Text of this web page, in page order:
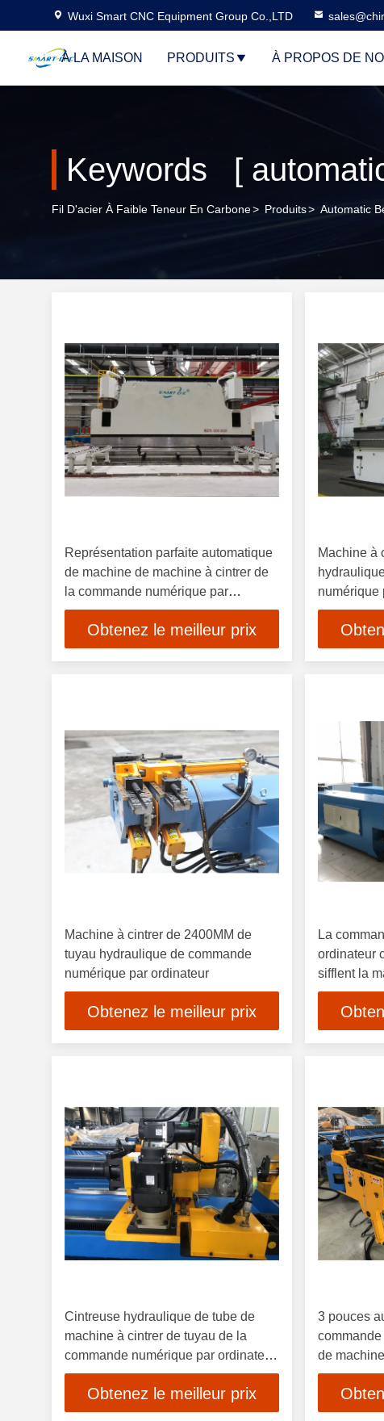
Wuxi Smart CNC Equipment Group Co.,LTD
À LA MAISON PRODUITS À PROPOS DE
Keywords [
Fil D'acier À Faible Teneur En Carbone> Produits> Automatic
Représentation parfaite automatique
de machine de machine à cintrer de
la commande numérique par
ordinateur 400T bonne
Obtenez le meilleur prix
Machine à
numérique
tonnes
Machine à cintrer de 2400MM de
tuyau hydraulique de commande
numérique par ordinateur
Obtenez le meilleur prix
La
ordinateur
sifflent la
Cintreuse hydraulique de tube de
machine à cintrer de tuyau de la
commande numérique par ordinateur
3d automatique
Obtenez le meilleur prix
3 pouces
de
les piles